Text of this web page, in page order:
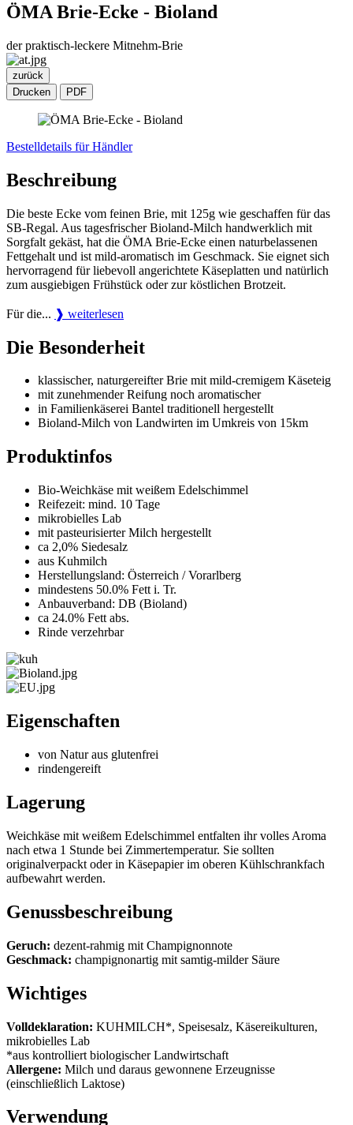
ÖMA Brie-Ecke - Bioland
der praktisch-leckere Mitnehm-Brie
zurück
Drucken
PDF
Bestelldetails für Händler
Beschreibung
Die beste Ecke vom feinen Brie, mit 125g wie geschaffen für das
SB-Regal. Aus tagesfrischer Bioland-Milch handwerklich mit
Sorgfalt gekäst, hat die ÖMA Brie-Ecke einen naturbelassenen
Fettgehalt und ist mild-aromatisch im Geschmack. Sie eignet sich
hervorragend für liebevoll angerichtete Käseplatten und natürlich
zum ausgiebigen Frühstück oder zur köstlichen Brotzeit.
Für die... ❱ weiterlesen
Die Besonderheit
klassischer, naturgereifter Brie mit mild-cremigem Käseteig
mit zunehmender Reifung noch aromatischer
in Familienkäserei Bantel traditionell hergestellt
Bioland-Milch von Landwirten im Umkreis von 15km
Produktinfos
Bio-Weichkäse mit weißem Edelschimmel
Reifezeit: mind. 10 Tage
mikrobielles Lab
mit pasteurisierter Milch hergestellt
ca 2,0% Siedesalz
aus Kuhmilch
Herstellungsland: Österreich / Vorarlberg
mindestens 50.0% Fett i. Tr.
Anbauverband: DB (Bioland)
ca 24.0% Fett abs.
Rinde verzehrbar
Eigenschaften
von Natur aus glutenfrei
rindengereift
Lagerung
Weichkäse mit weißem Edelschimmel entfalten ihr volles Aroma
nach etwa 1 Stunde bei Zimmertemperatur. Sie sollten
originalverpackt oder in Käsepapier im oberen Kühlschrankfach
aufbewahrt werden.
Genussbeschreibung
Geruch: dezent-rahmig mit Champignonnote
Geschmack: champignonartig mit samtig-milder Säure
Wichtiges
Volldeklaration: KUHMILCH*, Speisesalz, Käsereikulturen,
mikrobielles Lab
*aus kontrolliert biologischer Landwirtschaft
Allergene: Milch und daraus gewonnene Erzeugnisse
(einschließlich Laktose)
Verwendung